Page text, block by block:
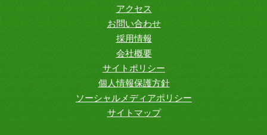
アクセス
お問い合わせ
採用情報
会社概要
サイトポリシー
個人情報保護方針
ソーシャルメディアポリシー
サイトマップ